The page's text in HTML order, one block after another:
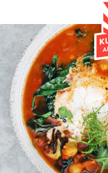
Pääruoka